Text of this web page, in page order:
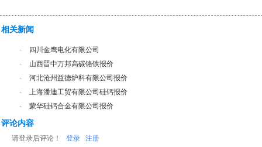
相关新闻
·
四川金鹰电化有限公司
·
山西晋中万邦高碳铬铁报价
·
河北沧州益德炉料有限公司报价
·
上海潘迪工贸有限公司硅钙报价
·
蒙华硅钙合金有限公司报价
评论内容
请登录后评论！ 登录 注册